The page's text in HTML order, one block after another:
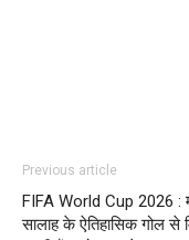
Previous article
FIFA World Cup 2026 :
सालाह के ऐतिहासिक गोल से